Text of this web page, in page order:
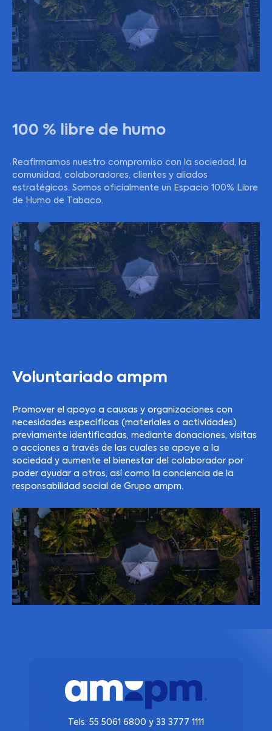
100 % libre de humo
Reafirmamos nuestro compromiso con la sociedad, la
comunidad, colaboradores, clientes y aliados
estratégicos. Somos oficialmente un Espacio 100% Libre
de Humo de Tabaco.
Voluntariado ampm
Promover el apoyo a causas y organizaciones con
necesidades específicas (materiales o actividades)
previamente identificadas, mediante donaciones, visitas
o acciones a través de las cuales se apoye a la
sociedad y aumente el bienestar del colaborador por
poder ayudar a otros, así como la conciencia de la
responsabilidad social de Grupo ampm.
Tels: 55 5061 6800 y 33 3777 1111